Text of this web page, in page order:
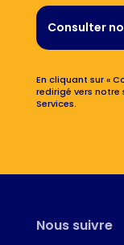
Consulter
En cliquant sur «
redirigé vers notre
Services.
Nous suivre